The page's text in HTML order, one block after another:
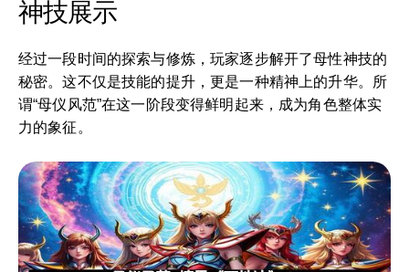
神技展示
经过一段时间的探索与修炼，玩家逐步解开了母性神技的
秘密。这不仅是技能的提升，更是一种精神上的升华。所
谓“母仪风范”在这一阶段变得鲜明起来，成为角色整体实
力的象征。